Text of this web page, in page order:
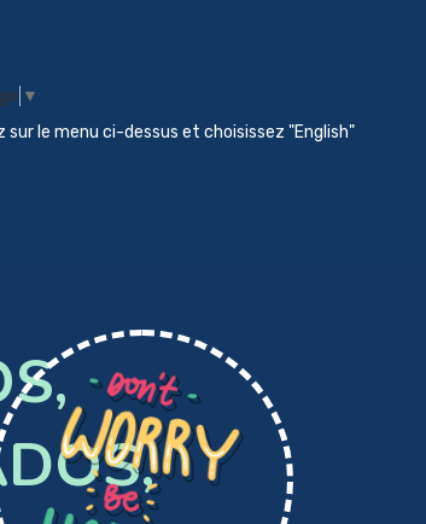
▼
sur le menu ci-dessus et choisissez "English"